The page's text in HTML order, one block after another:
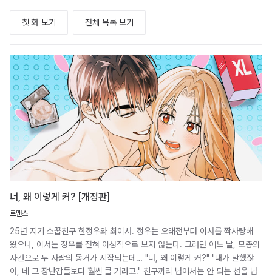
첫 화 보기 전체 목록 보기
너, 왜 이렇게 커? [개정판]
로맨스
25년 지기 소꿉친구 한정우와 최이서. 정우는 오래전부터 이서를 짝사랑해
왔으나, 이서는 정우를 전혀 이성적으로 보지 않는다. 그러던 어느 날, 모종의
사건으로 두 사람의 동거가 시작되는데… "너, 왜 이렇게 커?" "내가 말했잖
아, 네 그 장난감들보다 훨씬 클 거라고." 친구끼리 넘어서는 안 되는 선을 넘